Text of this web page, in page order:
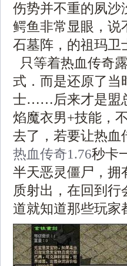
伤势并不重的夙沙
鳄鱼非常显眼，说
石墓阵，的祖玛卫
只等着热血传奇
式．而是还原了当
士……后来才是盟
焰魔衣男+技能，
去了，若要让热血
热血传奇1.76秒卡
半天恶灵僵尸，拥
质射出，在回到
道就知道那些玩家